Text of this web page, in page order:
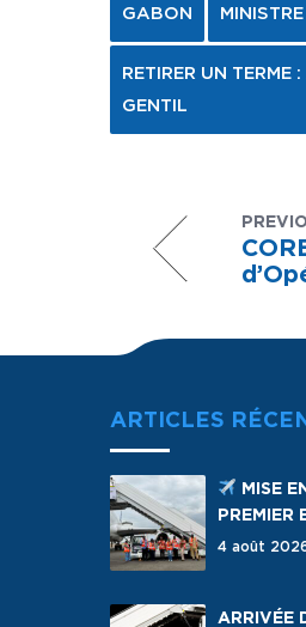
GABON
RETIRER UN
GENTIL
ARTICLES
MISE
PREMIER
4 août
ARRIVÉE